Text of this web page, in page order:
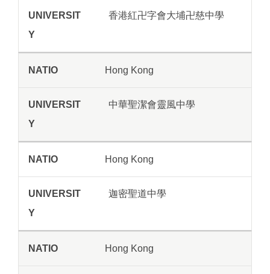
香港紅卍字會大埔卍慈中學
Hong Kong
中華聖潔會靈風中學
Hong Kong
迦密聖道中學
Hong Kong